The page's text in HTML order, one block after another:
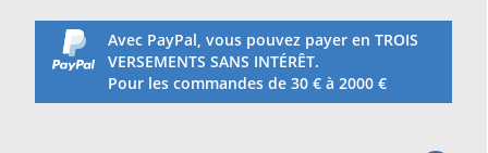
Le bord renforcé en PVC et oeillets 17 mm standard
garantit une plus grande stabilité et résistance dans
le temps, facilitant la fixation à la balustrade et
assurant une tenue sûre même en présence de
Avec PayPal, vous pouvez payer en TROIS
VERSEMENTS SANS INTÉRÊT.
Pour les commandes de 30 € à 2000 €